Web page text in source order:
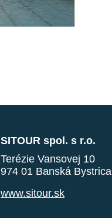
SITOUR spol. s r.o.
Terézie Vansovej 10
974 01 Banská Bystrica
www.sitour.sk